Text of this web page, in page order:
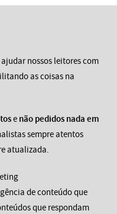
nossos leitores com
as coisas na
e não pedidos nada em
sempre atentos
atualizada.
de conteúdo que
que respondam